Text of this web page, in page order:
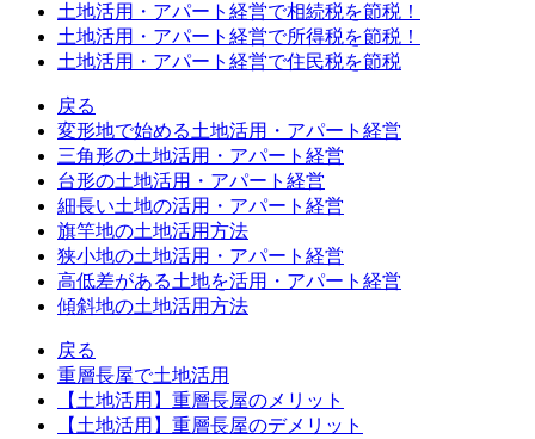
土地活用・アパート経営で相続税を節税！
土地活用・アパート経営で所得税を節税！
土地活用・アパート経営で住民税を節税
戻る
変形地で始める土地活用・アパート経営
三角形の土地活用・アパート経営
台形の土地活用・アパート経営
細長い土地の活用・アパート経営
旗竿地の土地活用方法
狭小地の土地活用・アパート経営
高低差がある土地を活用・アパート経営
傾斜地の土地活用方法
戻る
重層長屋で土地活用
【土地活用】重層長屋のメリット
【土地活用】重層長屋のデメリット